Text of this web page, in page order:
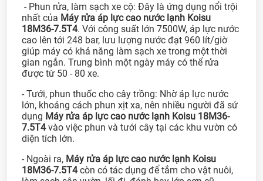
- Phun rửa, làm sạch xe cộ: Đây là ứng dụng nổi trội
nhất của Máy rửa áp lực cao nước lạnh Koisu
18M36-7.5T4. Với công suất lớn 7500W, áp lực nước
cao lên tới 248 bar, lưu lượng nước đạt 960 lít/giờ
giúp máy có khả năng làm sạch xe trong một thời
gian ngắn. Trung bình một ngày máy có thể rửa
được từ 50 - 80 xe.
- Tưới, phun thuốc cho cây trồng: Nhờ áp lực nước
lớn, khoảng cách phun xịt xa, nên nhiều người đã sử
dụng Máy rửa áp lực cao nước lạnh Koisu 18M36-
7.5T4 vào việc phun và tưới cây tại các khu vườn có
diện tích lớn.
- Ngoài ra, Máy rửa áp lực cao nước lạnh Koisu
18M36-7.5T4còn có tác dụng để tắm cho vật nuôi,